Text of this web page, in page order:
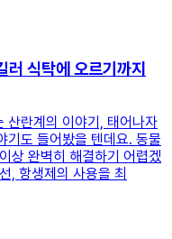
식탁에 오르기까지
산란계의 이야기, 태어나자
기도 들어봤을 텐데요. 동물
상 완벽히 해결하기 어렵겠
, 항생제의 사용을 최